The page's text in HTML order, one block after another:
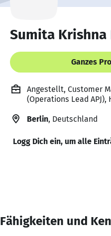
Sumita Krishna
Ganzes
Angestellt, Customer
(Operations Lead APJ),
Berlin, Deutschland
Logg Dich ein, um alle
Fähigkeiten und